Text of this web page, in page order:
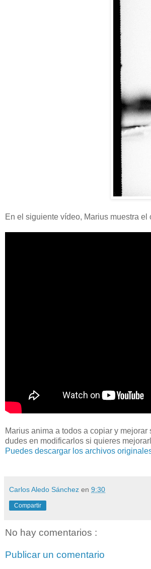
En el siguiente vídeo, Marius muestra
Marius anima a todos a copiar y
dudes en modificarlos si quieres
Puedes descargar los archivos
Carlos Aledo Sánchez en 9:30
Compartir
No hay comentarios :
Publicar un comentario